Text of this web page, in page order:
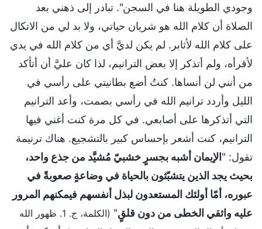
وجودي الطويلة هنا في السجن". تبادر إلى ذهني بعد
الصلاة أن كلام الله هو شريان حياتي، ولا بد لي من الاتكال
على كلام الله لأثابر. لم يكن لديَّ أي من كلام الله في يدي
لأقرأه، ولم أتذكر إلا بعض الترانيم، لذا كان عليَّ أن أتأكد
من أنني لن أنساها. كنتُ أضع بطانيتي على رأسي في
الليل وأردد ترانيم الله في رأسي بصمت، وأعد الترانيم
التي أتذكرها على أصابعي. في كل مرة كنت أغني فيها
الترانيم، كنت أشعر بإحساس كبير بالتشجيع. هناك ترنيمة
تقول: "الإيمان أشبه بجسرٍ خشبيّ مُشيَّد من جذع واحد،
بحيث يجد الذين يتشبّثون بالحياة في وضاعةٍ صعوبةً في
عبوره، أمّا أولئك المستعدون لبذل أنفسهم فيمكنهم المرور
عليه واثقي الخطى من دون قلقٍ"
(الكلمة، ج. 1. ظهور الله